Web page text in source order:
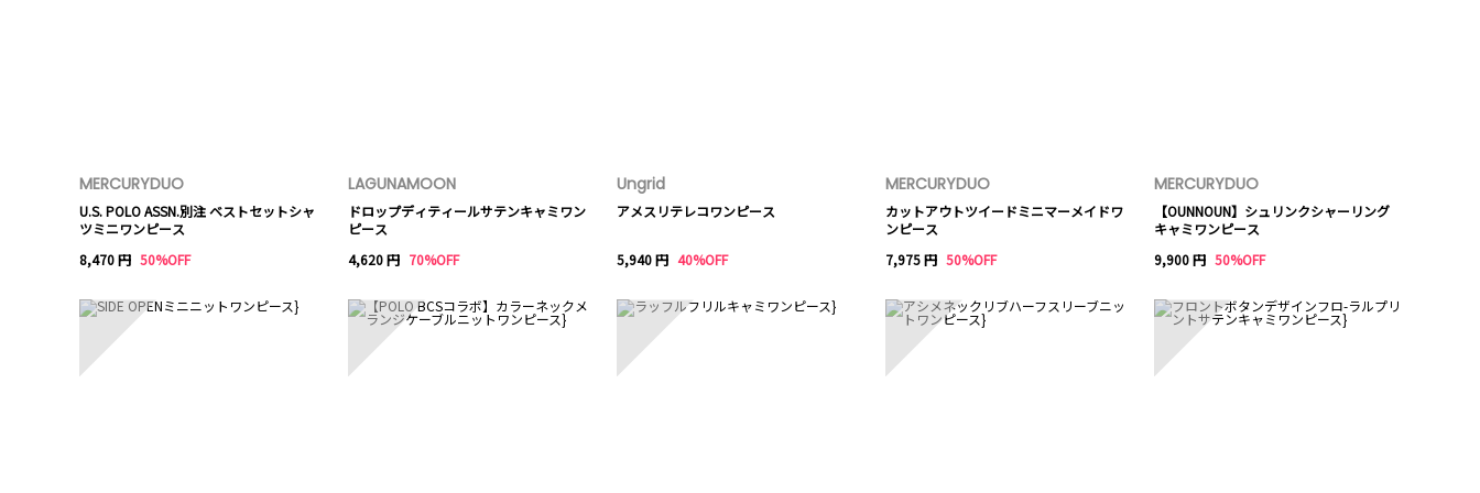
MERCURYDUO
U.S. POLO ASSN.別注 ベストセットシャ
ツミニワンピース
8,470 円 50%OFF
LAGUNAMOON
ドロップディティールサテンキャミワン
ピース
4,620 円 70%OFF
Ungrid
アメスリテレコワンピース
5,940 円 40%OFF
MERCURYDUO
カットアウトツイードミニマーメイドワ
ンピース
7,975 円 50%OFF
MERCURYDUO
【OUNNOUN】シュリンクシャーリング
キャミワンピース
9,900 円 50%OFF